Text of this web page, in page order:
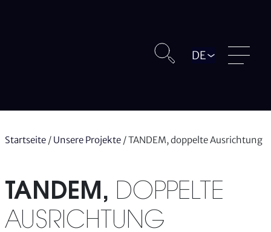
Langue
Startseite/ Unsere Projekte/TANDEM, doppelte Ausrichtung
TANDEM, DOPPELTE
AUSRICHTUNG